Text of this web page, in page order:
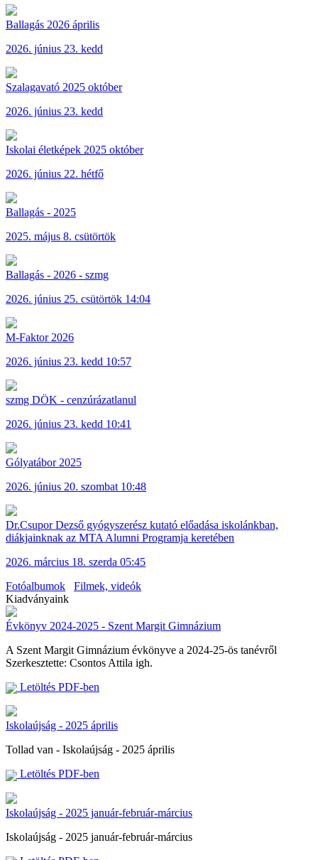
Ballagás 2026 április
2026. június 23. kedd
Szalagavató 2025 október
2026. június 23. kedd
Iskolai életképek 2025 október
2026. június 22. hétfő
Ballagás - 2025
2025. május 8. csütörtök
Ballagás - 2026 - szmg
2026. június 25. csütörtök 14:04
M-Faktor 2026
2026. június 23. kedd 10:57
szmg DÖK - cenzúrázatlanul
2026. június 23. kedd 10:41
Gólyatábor 2025
2026. június 20. szombat 10:48
Dr.Csupor Dezső gyógyszerész kutató előadása iskolánkban,
diákjainknak az MTA Alumni Programja keretében
2026. március 18. szerda 05:45
Fotóalbumok
Filmek, videók
Kiadványaink
Évkönyv 2024-2025 - Szent Margit Gimnázium
A Szent Margit Gimnázium évkönyve a 2024-25-ös tanévről
Szerkesztette: Csontos Attila igh.
Letöltés PDF-ben
Iskolaújság - 2025 április
Tollad van - Iskolaújság - 2025 április
Letöltés PDF-ben
Iskolaújság - 2025 január-február-március
Iskolaújság - 2025 január-február-március